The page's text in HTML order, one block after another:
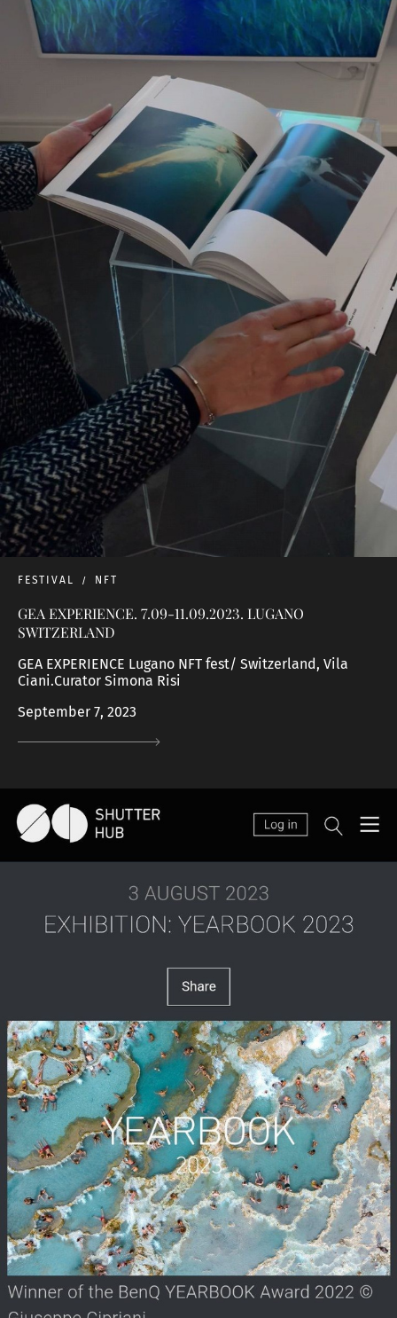
FESTIVAL NFT
GEA EXPERIENCE. 7.09-11.09.2023. LUGANO
SWITZERLAND
GEA EXPERIENCE Lugano NFT fest/ Switzerland, Vila
Ciani.Curator Simona Risi
September 7, 2023